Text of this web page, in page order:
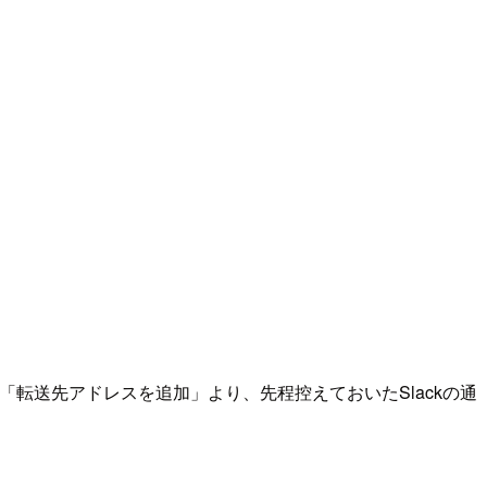
送先アドレスを追加」より、先程控えておいたSlackの通